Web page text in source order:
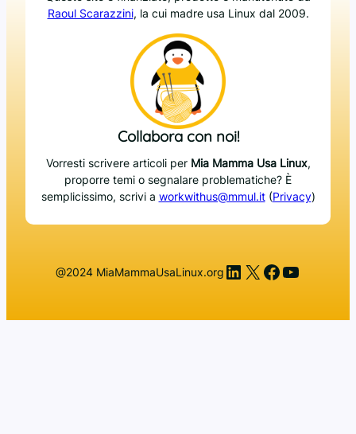
Raoul Scarazzini, la cui madre usa Linux dal 2009.
Collabora con noi!
Vorresti scrivere articoli per Mia Mamma Usa Linux,
proporre temi o segnalare problematiche? È
semplicissimo, scrivi a workwithus@mmul.it(Privacy)
@2024 MiaMammaUsaLinux.org LinkedIn
X Facebook